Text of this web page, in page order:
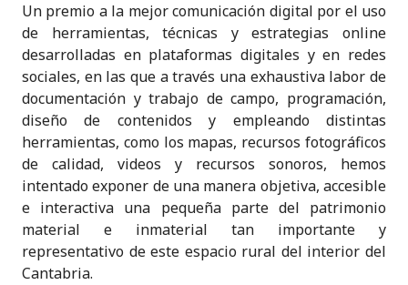
Un premio a la mejor comunicación digital por el uso
de herramientas, técnicas y estrategias online
desarrolladas en plataformas digitales y en redes
sociales, en las que a través una exhaustiva labor de
documentación y trabajo de campo, programación,
diseño de contenidos y empleando distintas
herramientas, como los mapas, recursos fotográficos
de calidad, videos y recursos sonoros, hemos
intentado exponer de una manera objetiva, accesible
e interactiva una pequeña parte del patrimonio
material e inmaterial tan importante y
representativo de este espacio rural del interior del
Cantabria.